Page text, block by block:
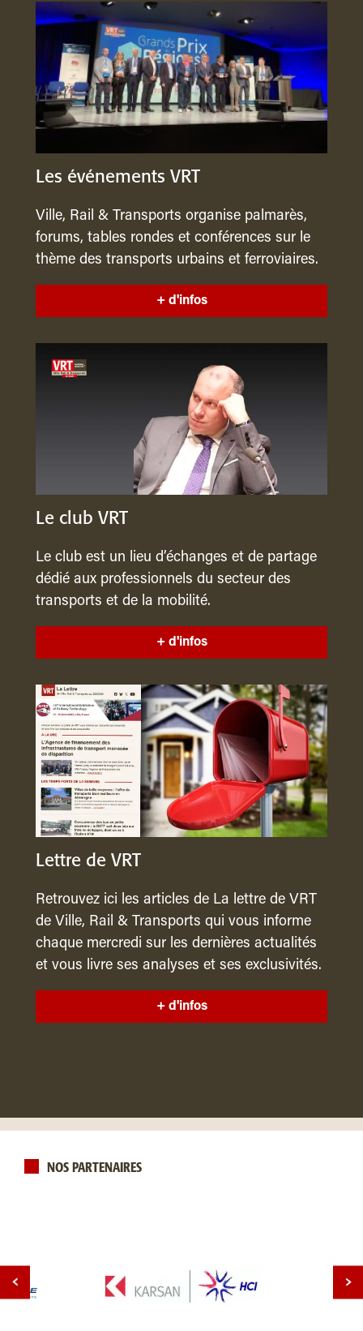
Les événements VRT
Ville, Rail & Transports organise palmarès,
forums, tables rondes et conférences sur le
thème des transports urbains et ferroviaires.
+ d'infos
Le club VRT
Le club est un lieu d’échanges et de partage
dédié aux professionnels du secteur des
transports et de la mobilité.
+ d'infos
Lettre de VRT
Retrouvez ici les articles de La lettre de VRT
de Ville, Rail & Transports qui vous informe
chaque mercredi sur les dernières actualités
et vous livre ses analyses et ses exclusivités.
+ d'infos
NOS PARTENAIRES